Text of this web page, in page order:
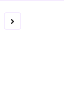
次